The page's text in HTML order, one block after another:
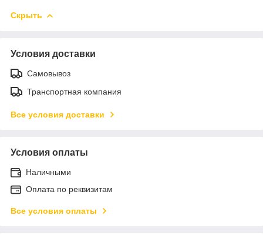
Скрыть
Условия доставки
Самовывоз
Транспортная компания
Все условия доставки
Условия оплаты
Наличными
Оплата по реквизитам
Все условия оплаты